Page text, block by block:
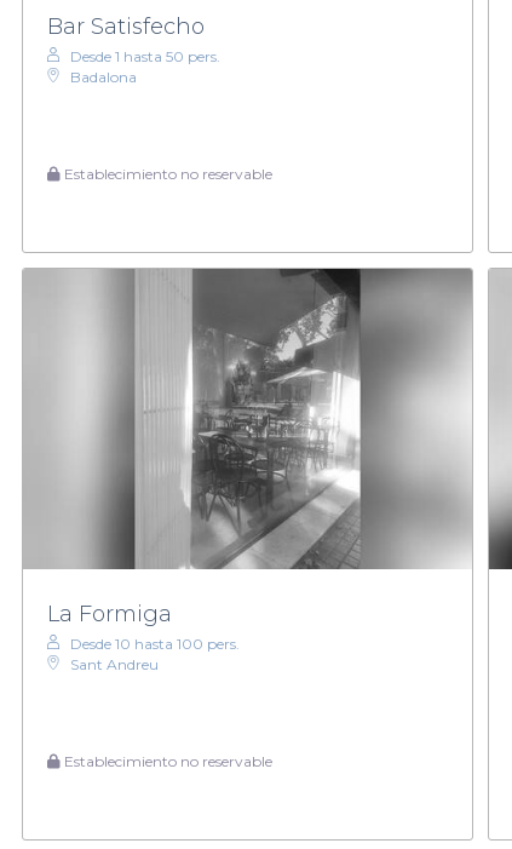
Bar Satisfecho
Desde 1 hasta 50 pers.
Badalona
Establecimiento no reservable
La Formiga
Desde 10 hasta 100 pers.
Sant Andreu
Establecimiento no reservable